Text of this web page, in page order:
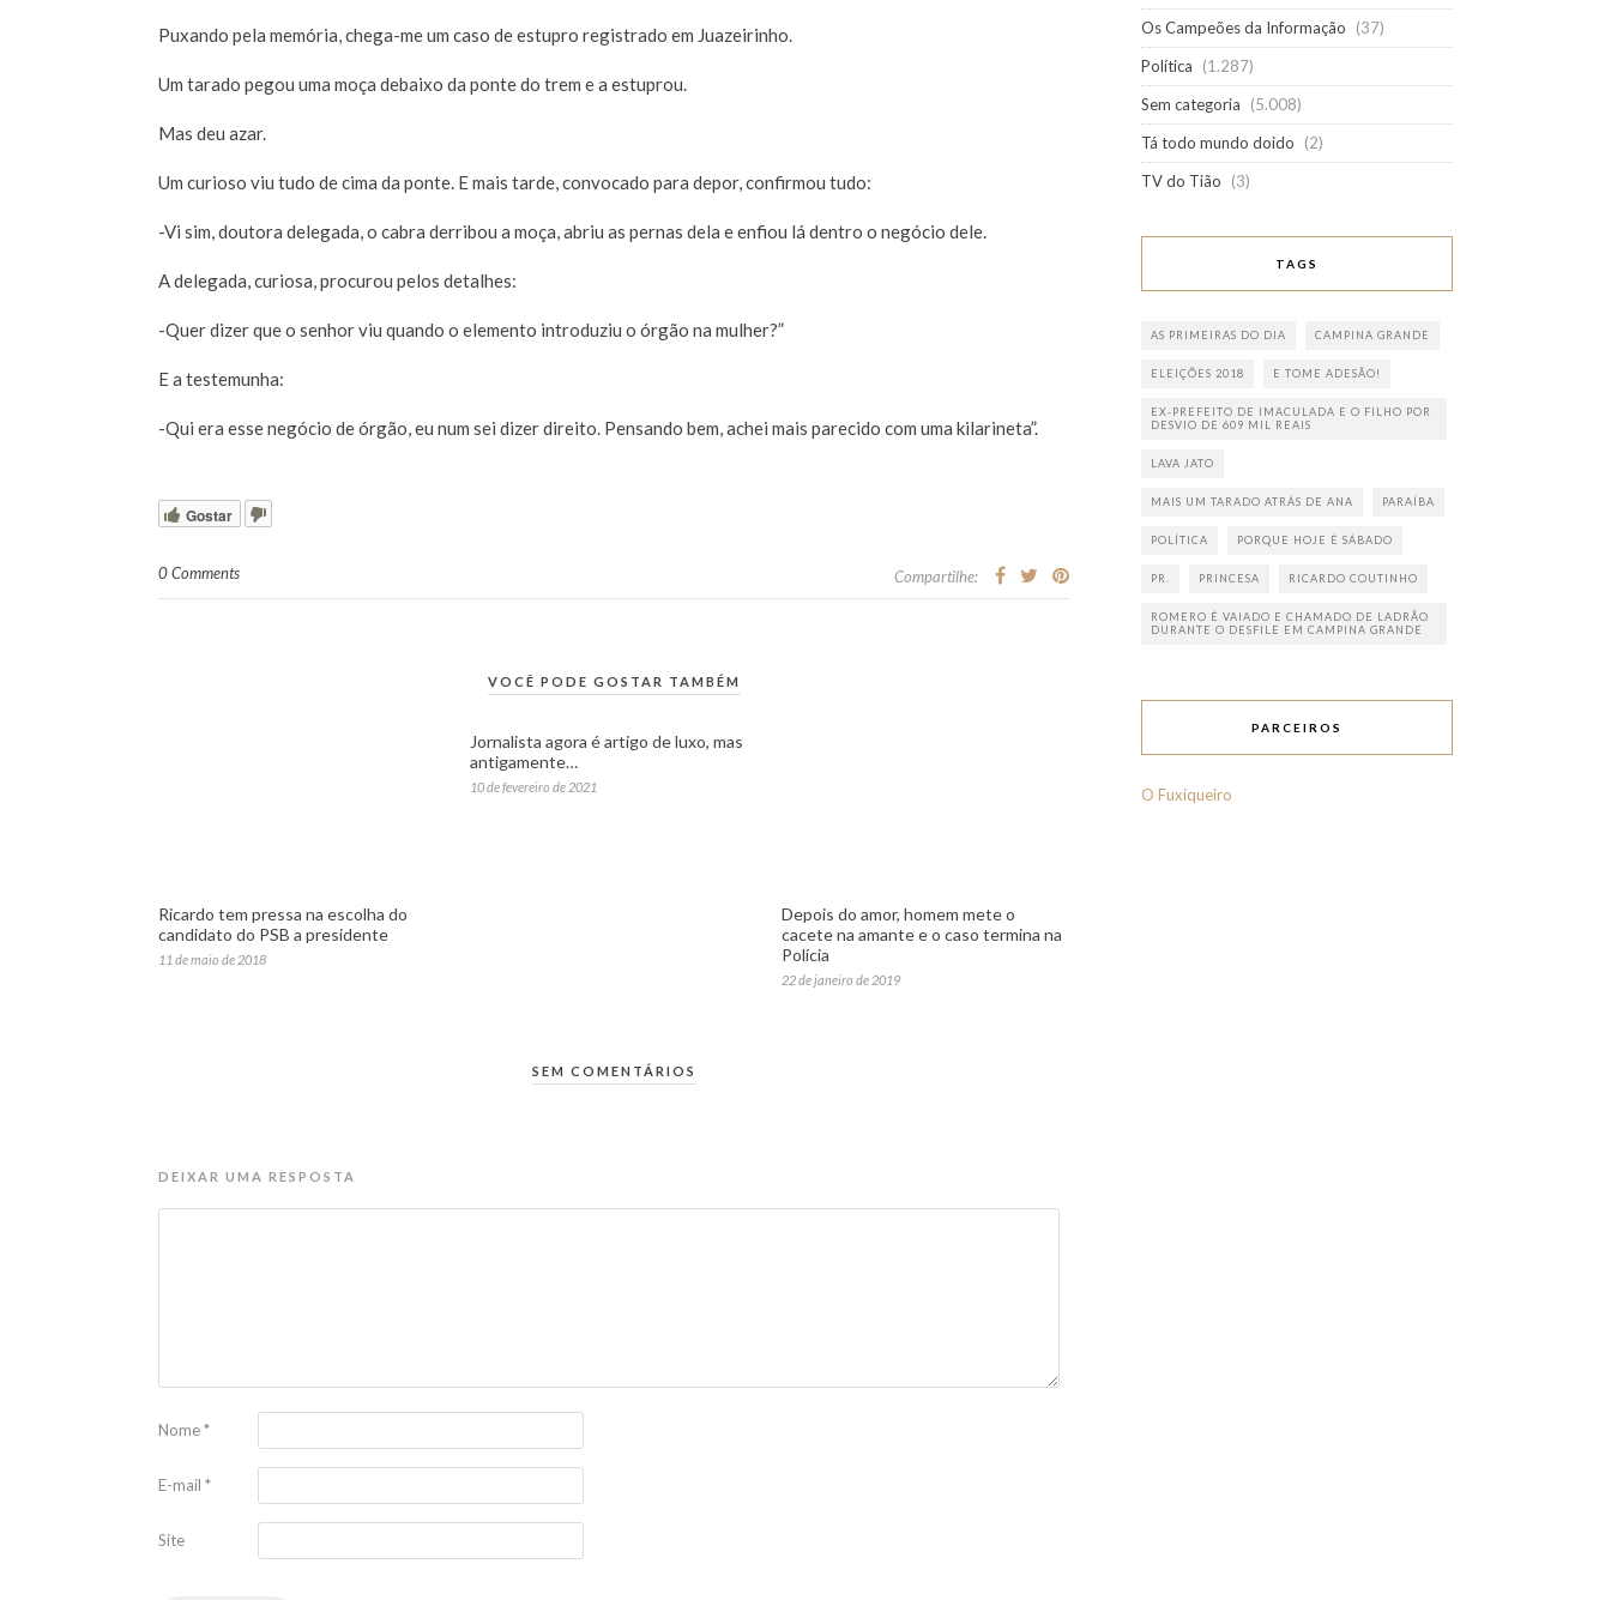
Puxando pela memória, chega-me um caso de estupro registrado em Juazeirinho.
Um tarado pegou uma moça debaixo da ponte do trem e a estuprou.
Mas deu azar.
Um curioso viu tudo de cima da ponte. E mais tarde, convocado para depor, confirmou tudo:
-Vi sim, doutora delegada, o cabra derribou a moça, abriu as pernas dela e enfiou lá dentro o negócio dele.
A delegada, curiosa, procurou pelos detalhes:
-Quer dizer que o senhor viu quando o elemento introduziu o órgão na mulher?”
E a testemunha:
-Qui era esse negócio de órgão, eu num sei dizer direito. Pensando bem, achei mais parecido com uma kilarineta”.
Gostar
0 Comments Compartilhe:
VOCÊ PODE GOSTAR TAMBÉM
Ricardo tem pressa na escolha do
candidato do PSB a presidente
11 de maio de 2018
Jornalista agora é artigo de luxo, mas
antigamente…
10 de fevereiro de 2021
Depois do amor, homem mete o
cacete na amante e o caso termina na
Polícia
22 de janeiro de 2019
SEM COMENTÁRIOS
DEIXAR UMA RESPOSTA
Nome*
E-mail *
Site
Os Campeões da Informação
(37)
Política
(1.287)
Sem categoria
(5.008)
Tá todo mundo doido
(2)
TV do Tião
(3)
TAGS
AS PRIMEIRAS DO DIA CAMPINA GRANDE
ELEIÇÕES 2018 E TOME ADESÃO!
EX-PREFEITO DE IMACULADA E O FILHO POR
DESVIO DE 609 MIL REAIS
LAVA JATO
MAIS UM TARADO ATRÁS DE ANA PARAÍBA
POLÍTICA PORQUE HOJE É SÁBADO
PR. PRINCESA RICARDO COUTINHO
ROMERO É VAIADO E CHAMADO DE LADRÃO
DURANTE O DESFILE EM CAMPINA GRANDE
PARCEIROS
O Fuxiqueiro